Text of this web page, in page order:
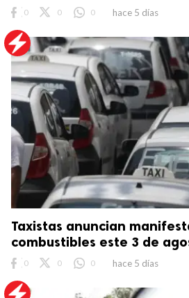
0 0 0 hace 5 días
Taxistas anuncian
combustibles este 3 de
0 0 0 hace 5 días